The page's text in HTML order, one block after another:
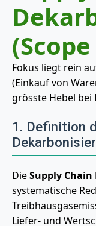
Fokus liegt rein
(Einkauf von
grösste Hebel bei
1. Definition
DieSupply
systematische
Liefer- und